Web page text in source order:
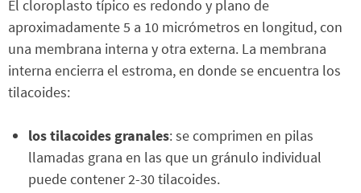
El cloroplasto típico es redondo y plano de
aproximadamente 5 a 10 micrómetros en longitud, con
una membrana interna y otra externa. La membrana
interna encierra el estroma, en donde se encuentra los
tilacoides:
los tilacoides granales: se comprimen en pilas
llamadas grana en las que un gránulo individual
puede contener 2-30 tilacoides.